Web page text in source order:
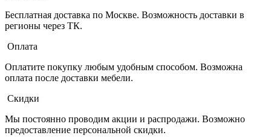
Бесплатная доставка по Москве. Возможность доставки в
регионы через ТК.
Оплата
Оплатите покупку любым удобным способом. Возможна
оплата после доставки мебели.
Скидки
Мы постоянно проводим акции и распродажи. Возможно
предоставление персональной скидки.